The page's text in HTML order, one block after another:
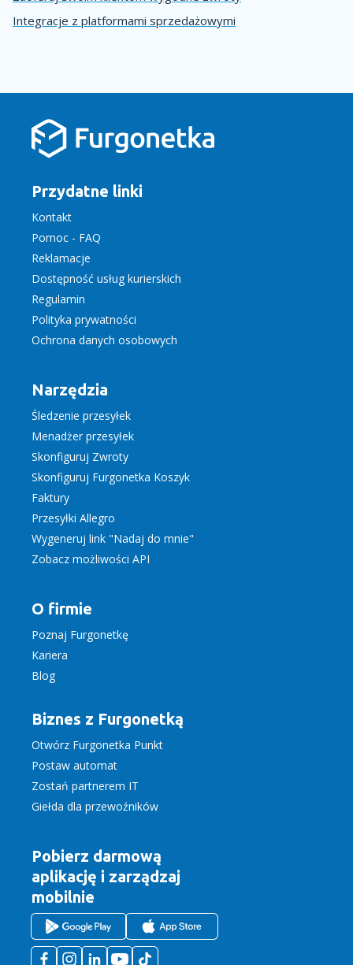
Integracje z platformami sprzedażowymi
Przydatne linki
Kontakt
Pomoc - FAQ
Reklamacje
Dostępność usług kurierskich
Regulamin
Polityka prywatności
Ochrona danych osobowych
Narzędzia
Śledzenie przesyłek
Menadżer przesyłek
Skonfiguruj Zwroty
Skonfiguruj Furgonetka Koszyk
Faktury
Przesyłki Allegro
Wygeneruj link "Nadaj do mnie"
Zobacz możliwości API
O firmie
Poznaj Furgonetkę
Kariera
Blog
Biznes z Furgonetką
Otwórz Furgonetka Punkt
Postaw automat
Zostań partnerem IT
Giełda dla przewoźników
Pobierz darmową
aplikację i zarządzaj
mobilnie